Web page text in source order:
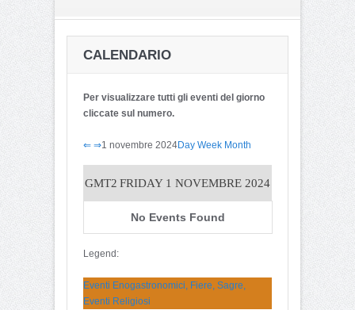
CALENDARIO
Per visualizzare tutti gli eventi del giorno
cliccate sul numero.
⇐ ⇒1 novembre 2024Day Week Month
GMT2 FRIDAY 1 NOVEMBRE 2024
No Events Found
Legend:
Eventi Enogastronomici, Fiere, Sagre,
Eventi Religiosi